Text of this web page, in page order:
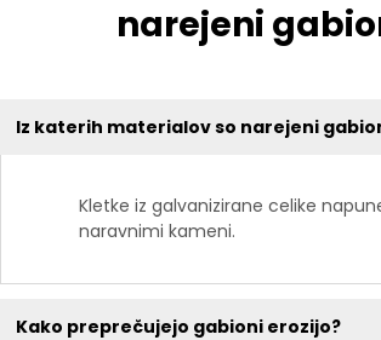
narejeni
Iz katerih materialov so narejeni
Kletke iz galvanizirane celike
naravnimi kameni.
Kako preprečujejo gabioni erozijo?